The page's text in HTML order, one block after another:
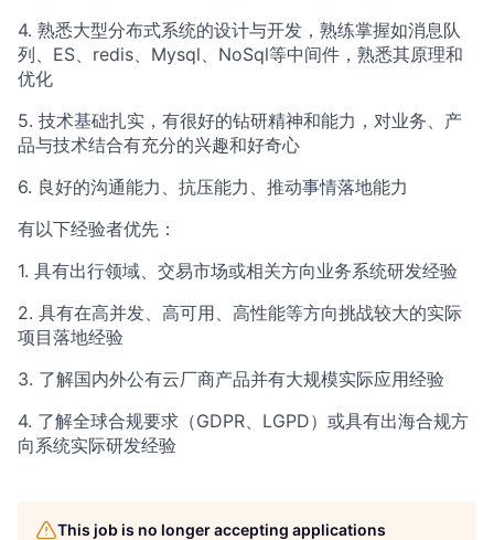
4. 熟悉大型分布式系统的设计与开发，熟练掌握如消息队
列、ES、redis、Mysql、NoSql等中间件，熟悉其原理和
优化
5. 技术基础扎实，有很好的钻研精神和能力，对业务、产
品与技术结合有充分的兴趣和好奇心
6. 良好的沟通能力、抗压能力、推动事情落地能力
有以下经验者优先：
1. 具有出行领域、交易市场或相关方向业务系统研发经验
2. 具有在高并发、高可用、高性能等方向挑战较大的实际
项目落地经验
3. 了解国内外公有云厂商产品并有大规模实际应用经验
4. 了解全球合规要求（GDPR、LGPD）或具有出海合规方
向系统实际研发经验
This job is no longer accepting applications